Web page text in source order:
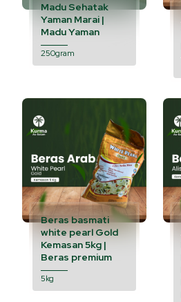
Madu Sehatak
Yaman Marai |
Madu Yaman
250gram
Beras basmati
white pearl Gold
Kemasan 5kg |
Beras premium
5kg